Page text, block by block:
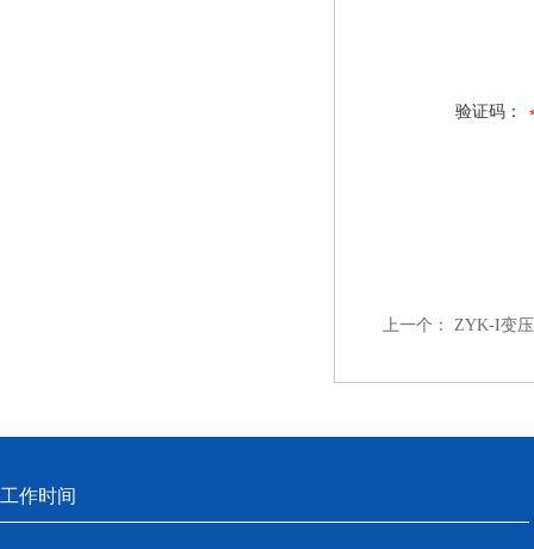
验证码：
上一个： ZYK-I变
工作时间